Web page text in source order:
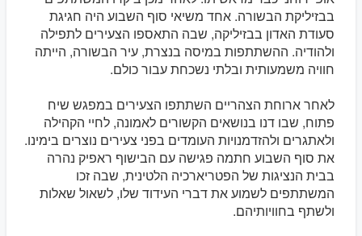
בבזיליקת הבשורה. אחד משיאי סוף השבוע היה חגיגת
סעודת האדון בבזיליקה, שבה התאספו הצעירים לתפילה
ולהודיה. ההשתתפות במיסה בנצרת, עיר הבשורה, הייתה
חוויה משמעותית ובלתי נשכחת עבור כולם.
לאחר ארוחת הצהריים השתתפו הצעירים במפגש שיח
פתוח, שבו דנו בנושאים הקשורים לאמונה, לחיי הקהילה
ולאתגרים ולהזדמנויות העומדים בפני צעירים נוצרים בימינו.
את סוף השבוע חתמה פגישה עם הבישוף ראפיק נהרה
בבית הנציגות של הפטריארכיה הלטינית, שבה זכו
המשתתפים לשמוע את דברי העידוד שלו, לשאול שאלות
ולשתף בחוויותיהם.